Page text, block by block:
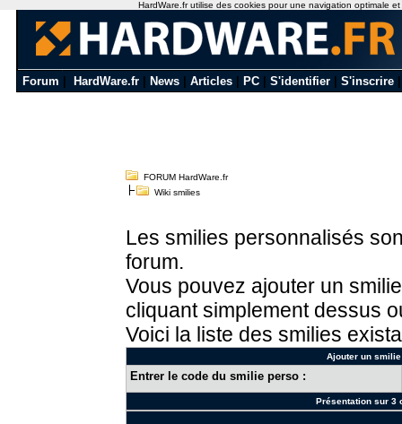
Forum HardWare.fr News Articles PC S'identifier S'inscrire
FORUM HardWare.fr
Wiki smilies
Les smilies personnalisés
forum.
Vous pouvez ajouter un
cliquant simplement dessus
Voici la liste des smilies
Ajouter un
Entrer le code du smilie perso :
Présentation sur 3
HardWare.fr utilise des cookies pour une navigation optimale